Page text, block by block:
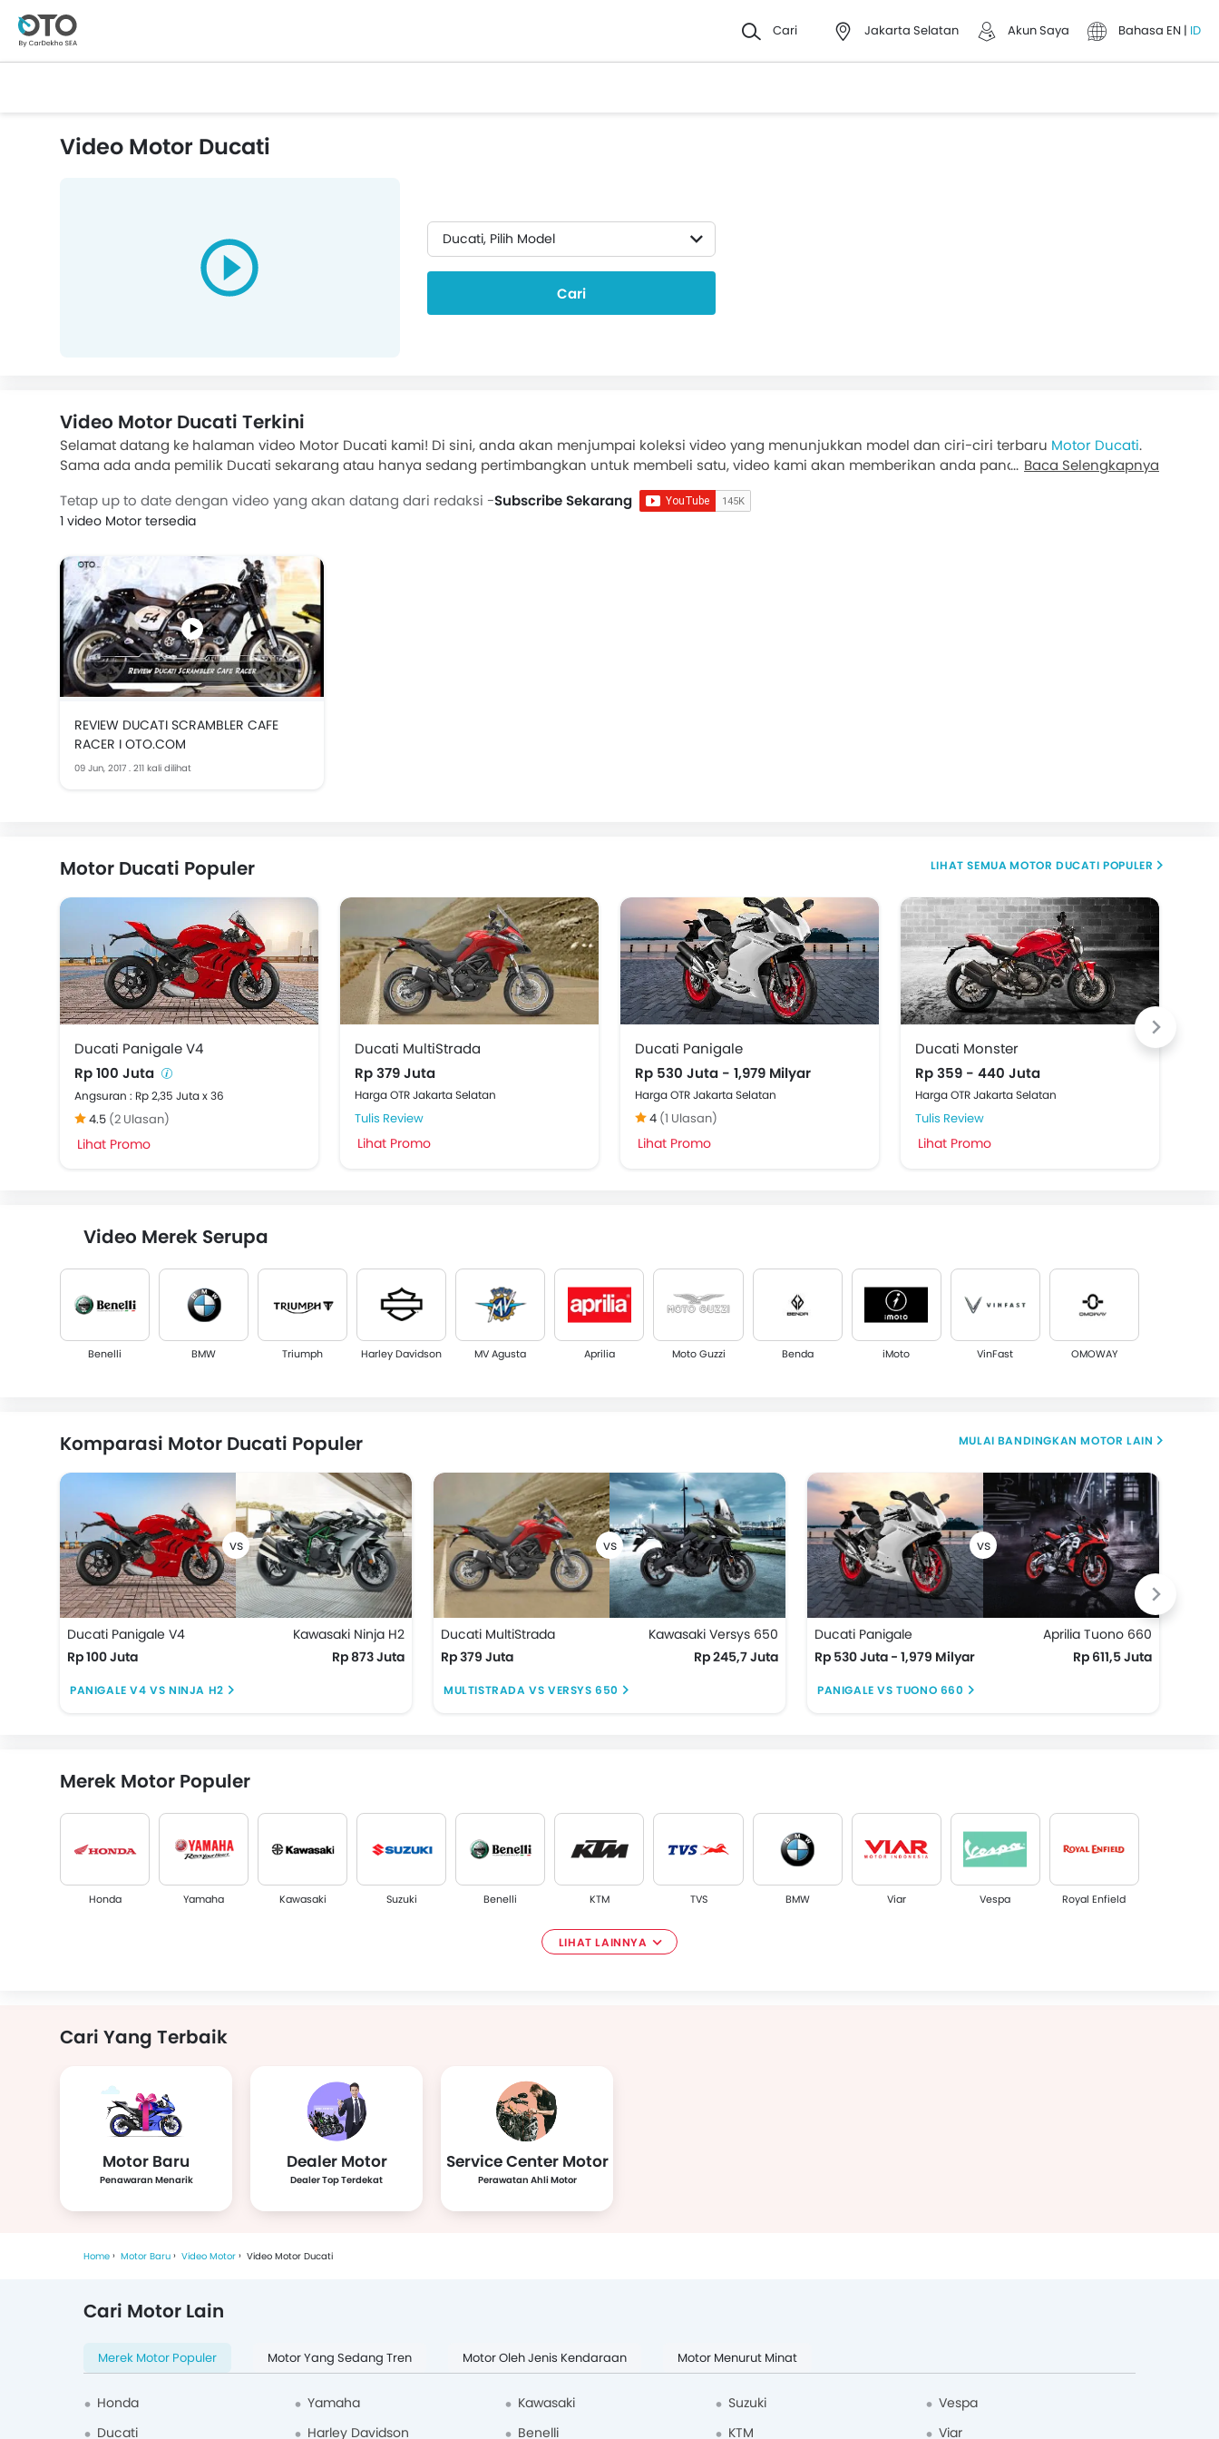
Cari Jakarta Selatan Akun Saya Bahasa EN | ID
Video Motor Ducati
Ducati, Pilih Model
Cari
Video Motor Ducati Terkini
Selamat datang ke halaman video Motor Ducati kami! Di sini, anda akan menjumpai koleksi video yang menunjukkan model dan ciri-ciri terbaru Motor Ducati.
Sama ada anda pemilik Ducati sekarang atau hanya sedang pertimbangkan untuk membeli satu, video kami akan memberikan anda pandangan mendalam
yang anda perlukan untuk membuat keputusan yang berinformasi tentang pembelian Motor anda seterusnya. Jadi duduk santai, relaks dan nikmati video
Motor Ducati kami!
Baca Selengkapnya
Tetap up to date dengan video yang akan datang dari redaksi -Subscribe Sekarang
1 video Motor tersedia
REVIEW DUCATI SCRAMBLER CAFE
RACER I OTO.COM
09 Jun, 2017 . 211 kali dilihat
Motor Ducati Populer
Ducati Panigale V4
Rp 100 Juta
Angsuran : Rp 2,35 Juta x 36
4.5 (2 Ulasan)
Lihat Promo
Ducati MultiStrada
Rp 379 Juta
Harga OTR Jakarta Selatan
Tulis Review
Lihat Promo
Ducati Panigale
Rp 530 Juta - 1,979 Milyar
Harga OTR Jakarta Selatan
4 (1 Ulasan)
Lihat Promo
Ducati Monster
Rp 359 - 440 Juta
Harga OTR Jakarta Selatan
Tulis Review
Lihat Promo
MOTOR DUCATI POPULER
Video Merek Serupa
Benelli BMW Triumph Harley Davidson MV Agusta Aprilia Moto Guzzi Benda iMoto VinFast OMOWAY
Komparasi Motor Ducati Populer
Ducati Panigale V4
Rp 100 Juta
Kawasaki Ninja H2
Rp 873 Juta
PANIGALE V4 VS NINJA H2
Ducati MultiStrada
Rp 379 Juta
Kawasaki Versys 650
Rp 245,7 Juta
MULTISTRADA VS VERSYS 650
Ducati Panigale
Rp 530 Juta - 1,979 Milyar
Aprilia Tuono 660
Rp 611,5 Juta
PANIGALE VS TUONO 660
BANDINGKAN MOTOR LAIN
Merek Motor Populer
Honda Yamaha Kawasaki Suzuki Benelli KTM TVS BMW Viar Vespa Royal Enfield
Peugeot Moto Guzzi Diablo SM Sport
Motorcycle
LIHAT LAINNYA
Cari Yang Terbaik
Motor Baru
Penawaran Menarik
Dealer Motor
Dealer Top Terdekat
Service Center Motor
Perawatan Ahli Motor
Home Motor Baru Video Motor Video Motor Ducati
Cari Motor Lain
Merek Motor Populer Motor Yang Sedang Tren Motor Oleh Jenis Kendaraan Motor Menurut Minat
Honda Yamaha Kawasaki Suzuki
Vespa
Ducati
Harley Davidson Benelli KTM Viar